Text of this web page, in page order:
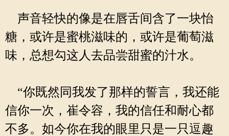
声音轻快的像是在唇舌间含了一块怡
糖，或许是蜜桃滋味的，或许是葡萄滋
味，总想勾这人去品尝甜蜜的汁水。
“你既然同我发了那样的誓言，我还能
信你一次，崔令容，我的信任和耐心都
不多。如今你在我的眼里只是一只逗趣